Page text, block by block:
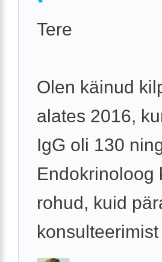
Tere
Olen käinud
alates 2016,
IgG oli 130
Endokrinoloog
rohud, kuid
konsulteerimist